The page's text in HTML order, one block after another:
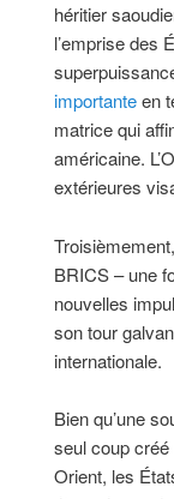
héritier
l’emprise des
importanteen
matrice qui
américaine.
extérieures
BRICS – une
nouvelles
son tour
internationale.
Bien qu’une
seul coup
Orient, les